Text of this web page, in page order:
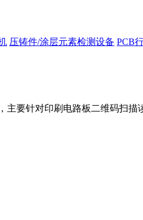
压铸件/涂层元素检测设备 PCB
要针对印刷电路板二维码扫描